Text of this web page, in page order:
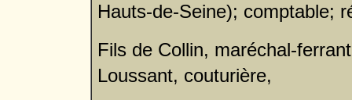
Hauts-de-Seine); comptable;
Fils de Collin, maréchal-
Loussant, couturière,